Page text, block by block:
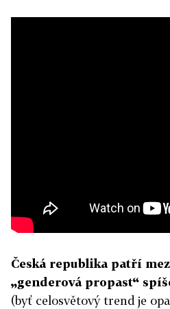
Česká republika patří
„genderová propast“
(byť celosvětový trend je